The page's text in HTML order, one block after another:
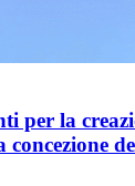
per la